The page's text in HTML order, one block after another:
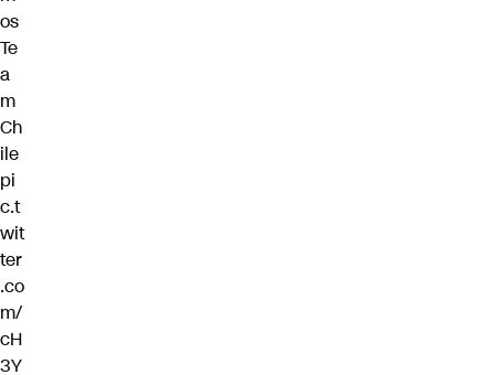
os
Te
a
m
Ch
ile
pi
c.t
wit
ter
.co
m/
cH
3Y